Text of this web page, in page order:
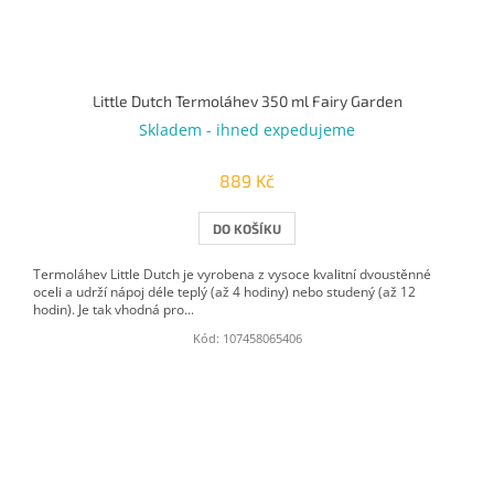
Little Dutch Termoláhev 350 ml Fairy Garden
Skladem - ihned expedujeme
889 Kč
DO KOŠÍKU
Termoláhev Little Dutch je vyrobena z vysoce kvalitní dvoustěnné
oceli a udrží nápoj déle teplý (až 4 hodiny) nebo studený (až 12
hodin). Je tak vhodná pro...
Kód: 107458065406